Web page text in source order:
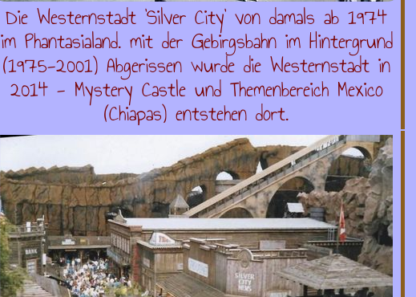
Die Westernstadt 'Silver City' von damals ab 1974
im Phantasialand. mit der Gebirgsbahn im Hintergrund
(1975-2001) Abgerissen wurde die Westernstadt in
2014 - Mystery Castle und Themenbereich Mexico
(Chiapas) entstehen dort.